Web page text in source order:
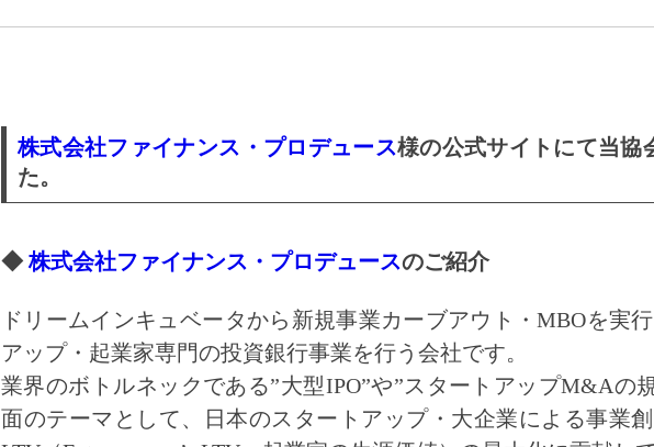
株式会社ファイナンス・プロデュース様の公式サイトにて当協
た。
◆株式会社ファイナンス・プロデュースのご紹介
ドリームインキュベータから新規事業カーブアウト・MBOを実
アップ・起業家専門の投資銀行事業を行う会社です。
業界のボトルネックである”大型IPO”や”スタートアップM&Aの
面のテーマとして、日本のスタートアップ・大企業による事業